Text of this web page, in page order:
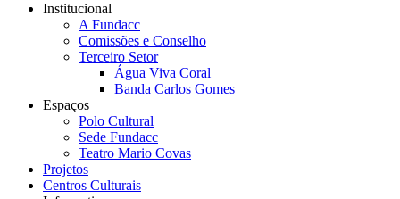
Institucional
A Fundacc
Comissões e Conselho
Terceiro Setor
Água Viva Coral
Banda Carlos Gomes
Espaços
Polo Cultural
Sede Fundacc
Teatro Mario Covas
Projetos
Centros Culturais